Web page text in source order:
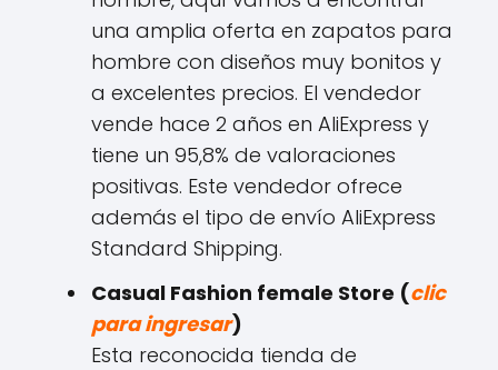
una amplia oferta en zapatos para
hombre con diseños muy bonitos y
a excelentes precios. El vendedor
vende hace 2 años en AliExpress y
tiene un 95,8% de valoraciones
positivas. Este vendedor ofrece
además el tipo de envío AliExpress
Standard Shipping.
Casual Fashion female Store (clic
para ingresar)
Esta reconocida tienda de